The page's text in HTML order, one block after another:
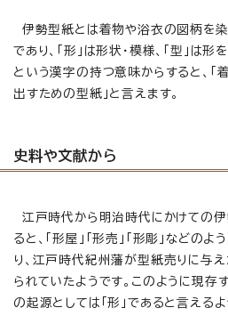
伊勢型紙とは着物や浴衣の図柄を
であり、「形」は形状・模様、「型」は
という漢字の持つ意味からすると、「
出すための型紙」と言えます。
史料や文献から
江戸時代から明治時代にかけての伊
ると、「形屋」「形売」「形彫」などの
り、江戸時代紀州藩が型紙売りに与え
られていたようです。このように現存
の起源としては「形」であると言えるよ